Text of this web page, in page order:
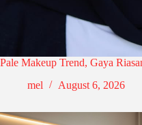
Pale Makeup Trend, Gaya
mel
August 6, 2026